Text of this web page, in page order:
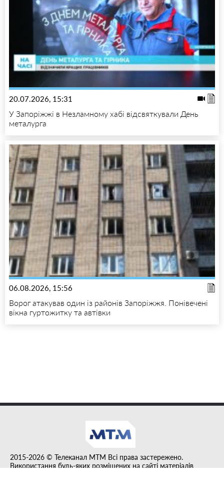
20.07.2026, 15:31
У Запоріжжі в Незламному хабі відсвяткували День
металурга
06.08.2026, 15:56
Ворог атакував один із районів Запоріжжя. Понівечені
вікна гуртожитку та автівки
2015-2026 © Телеканал MTM Всі права застережено.
Використання будь-яких розміщених на сайті матеріалів